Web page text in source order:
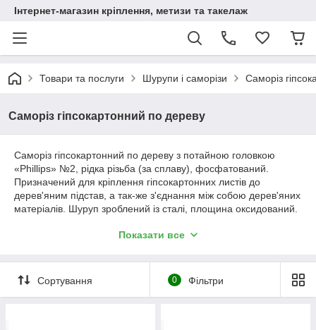
Інтернет-магазин кріплення, метизи та такелаж
Товари та послуги Шурупи і саморізи Саморіз
Саморіз гіпсокартонний по дереву
Саморіз гіпсокартонний по дереву з потайною головкою
«Phillips» №2, рідка різьба (за сплаву), фосфатований.
Призначений для кріплення гіпсокартонних листів до
дерев'яним підстав, а так-же з'єднання між собою дерев'яних
матеріалів. Шуруп зроблений із сталі, площина оксидований.
Показати все
Сортування 0 Фільтри